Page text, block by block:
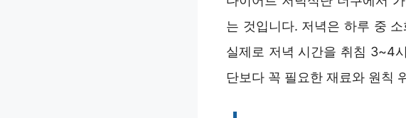
는 것입니다. 저녁은 하루 중
실제로 저녁 시간을 취침 3~4
단보다 꼭 필요한 재료와 원칙